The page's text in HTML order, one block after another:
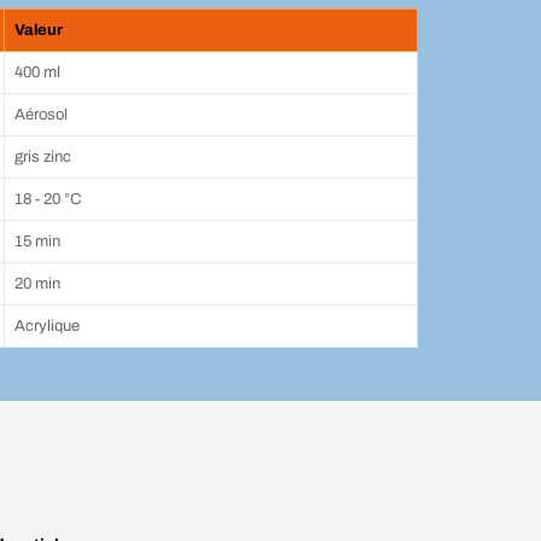
Valeur
400 ml
Aérosol
gris zinc
18 - 20 °C
15 min
20 min
Acrylique